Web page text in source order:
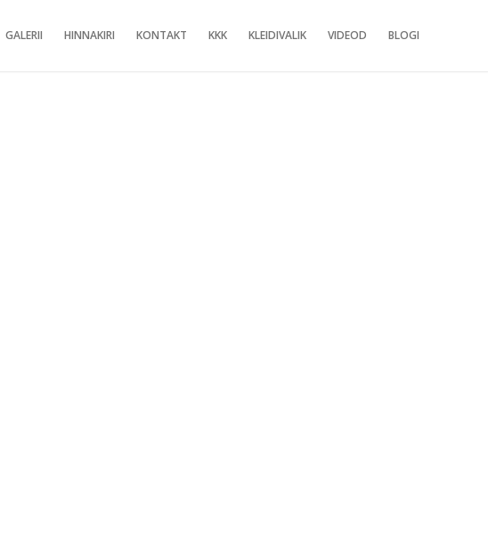
GALERII HINNAKIRI KONTAKT KKK KLEIDIVALIK VIDEOD BLOGI